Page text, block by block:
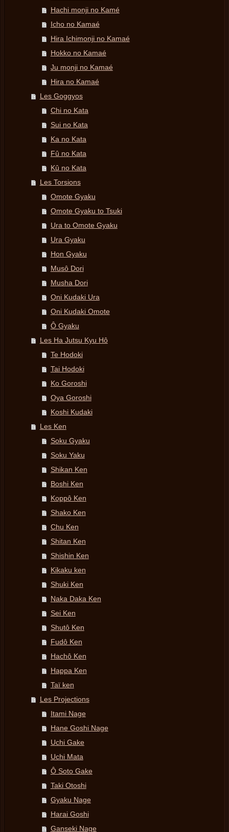
Hachi monji no Kamé
Icho no Kamaé
Hira Ichimonji no Kamaé
Hokko no Kamaé
Ju monji no Kamaé
Hira no Kamaé
Les Goggyos
Chi no Kata
Sui no Kata
Ka no Kata
Fû no Kata
Kû no Kata
Les Torsions
Omote Gyaku
Omote Gyaku to Tsuki
Ura to Omote Gyaku
Ura Gyaku
Hon Gyaku
Musô Dori
Musha Dori
Oni Kudaki Ura
Oni Kudaki Omote
Ô Gyaku
Les Ha Jutsu Kyu Hô
Te Hodoki
Tai Hodoki
Ko Goroshi
Oya Goroshi
Koshi Kudaki
Les Ken
Soku Gyaku
Soku Yaku
Shikan Ken
Boshi Ken
Koppô Ken
Shako Ken
Chu Ken
Shitan Ken
Shishin Ken
Kikaku ken
Shuki Ken
Naka Daka Ken
Sei Ken
Shutô Ken
Fudô Ken
Hachô Ken
Happa Ken
Taï ken
Les Projections
Itami Nage
Hane Goshi Nage
Uchi Gake
Uchi Mata
Ô Soto Gake
Taki Otoshi
Gyaku Nage
Harai Goshi
Ganseki Nage